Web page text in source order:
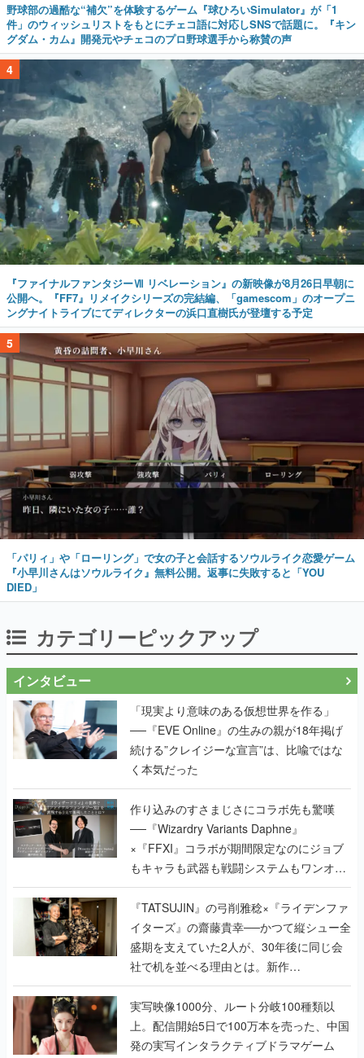
野球部の過酷な“補欠”を体験するゲーム『球ひろいSimulator』が「1
件」のウィッシュリストをもとにチェコ語に対応しSNSで話題に。『キン
グダム・カム』開発元やチェコのプロ野球選手から称賛の声
4
『ファイナルファンタジーⅦ リベレーション』の新映像が8月26日早朝に
公開へ。『FF7』リメイクシリーズの完結編、「gamescom」のオープニ
ングナイトライブにてディレクターの浜口直樹氏が登壇する予定
5
「パリィ」や「ローリング」で女の子と会話するソウルライク恋愛ゲーム
『小早川さんはソウルライク』無料公開。返事に失敗すると「YOU
DIED」
カテゴリーピックアップ
インタビュー
「現実より意味のある仮想世界を作る」
──『EVE Online』の生みの親が18年掲げ
続ける”クレイジーな宣言”は、比喩ではな
く本気だった
作り込みのすさまじさにコラボ先も驚嘆
──『Wizardry Variants Daphne』
×『FFXI』コラボが期間限定なのにジョブ
もキャラも武器も戦闘システムもワンオフ
で作り込まれた理由を両ディレクターに聞
く
『TATSUJIN』の弓削雅稔×『ライデンファ
イターズ』の齋藤貴幸──かつて縦シュー全
盛期を支えていた2人が、30年後に同じ会
社で机を並べる理由とは。新作
『TATSUJIN EXTREME』で初タッグを組
んだレジェンド2人に訊く開発秘話
実写映像1000分、ルート分岐100種類以
上。配信開始5日で100万本を売った、中国
発の実写インタラクティブドラマゲーム